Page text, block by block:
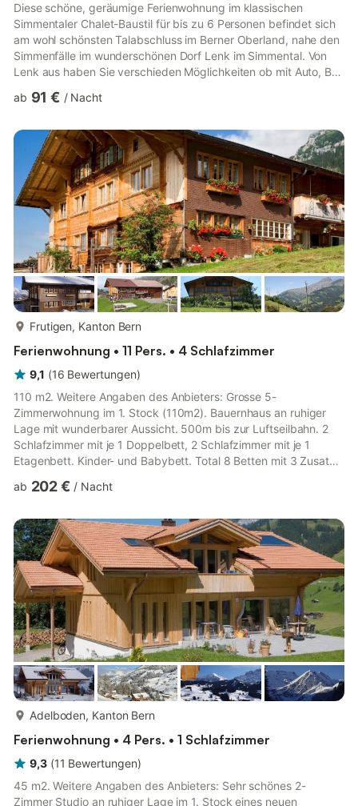
Diese schöne, geräumige Ferienwohnung im klassischen
Simmentaler Chalet-Baustil für bis zu 6 Personen befindet sich
am wohl schönsten Talabschluss im Berner Oberland, nahe den
Simmenfälle im wunderschönen Dorf Lenk im Simmental. Von
Lenk aus haben Sie verschieden Möglichkeiten ob mit Auto, Bus
Spots der Region zu erkunden. Der mondäne Ort Gstaad liegt
Gruyères sind es 60 Km und in die wunderschönen Hauptstadt
Bern sind es rund 80 Km. Die Ferienwohnung befindet sich im
Erdg...
ab 91 € / Nacht
Frutigen, Kanton Bern
Ferienwohnung • 11 Pers. • 4 Schlafzimmer
9,1 (16 Bewertungen)
110 m2. Weitere Angaben des Anbieters: Grosse 5-
Zimmerwohnung im 1. Stock (110m2). Bauernhaus an ruhiger
Lage mit wunderbarer Aussicht. 500m bis zur Luftseilbahn. 2
Schlafzimmer mit je 1 Doppelbett, 2 Schlafzimmer mit je 1
Etagenbett. Kinder- und Babybett. Total 8 Betten mit 3 Zusatz
Kühlschrank/Gefrierfach, Raclette- und Fondueset.
Parkplatz, Kinderhochstuhl. Auf der Südseite hat es einen
grossen Balkon. Nach Frutigen 9 km, nach Adelboden 7 km.
Haustiere sind willkommen. Die Haustiere dürfen nic...
ab 202 € / Nacht
Adelboden, Kanton Bern
Ferienwohnung • 4 Pers. • 1 Schlafzimmer
9,3 (11 Bewertungen)
45 m2. Weitere Angaben des Anbieters: Sehr schönes 2-
Zimmer Studio an ruhiger Lage im 1. Stock eines neuen